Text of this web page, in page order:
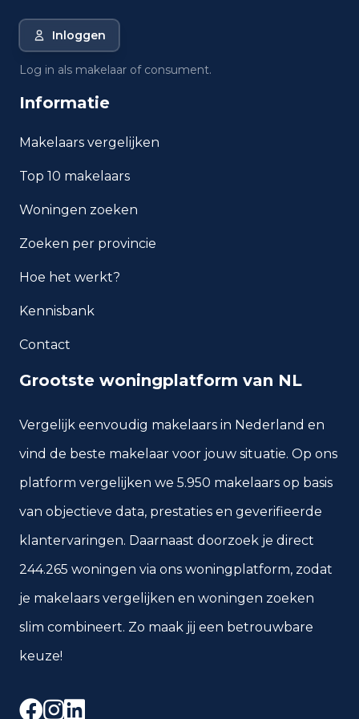
Wat is de gemiddelde WOZ-
Wat is het gemiddelde
Rotterdam?
Hoe veilig is wonen in
Welke woningtypen komen
het meest voor in Rotterdam?
Inloggen
Log in als makelaar of consument.
Informatie
Makelaars vergelijken
Top 10 makelaars
Woningen zoeken
Zoeken per provincie
Hoe het werkt?
Kennisbank
Contact
Grootste woningplatform van NL
Vergelijk eenvoudig makelaars in Nederland en
vind de beste makelaar voor jouw situatie. Op ons
platform vergelijken we 5.950 makelaars op basis
van objectieve data, prestaties en geverifieerde
klantervaringen. Daarnaast doorzoek je direct
244.265 woningen via ons woningplatform, zodat
je makelaars vergelijken en woningen zoeken
slim combineert. Zo maak jij een betrouwbare
keuze!
Facebook
Instagram
LinkedIn